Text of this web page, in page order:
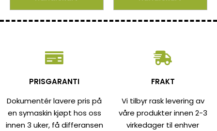
PRISGARANTI
Dokumentér lavere pris på
en symaskin kjøpt hos oss
innen 3 uker, få differansen
FRAKT
Vi tilbyr rask levering av
våre produkter innen 2-3
virkedager til enhver